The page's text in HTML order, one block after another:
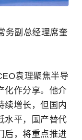
务副总经理席奎
袁理聚焦半导
化作分享。他介
续增长，但国内
水平，国产替代
后，将重点推进